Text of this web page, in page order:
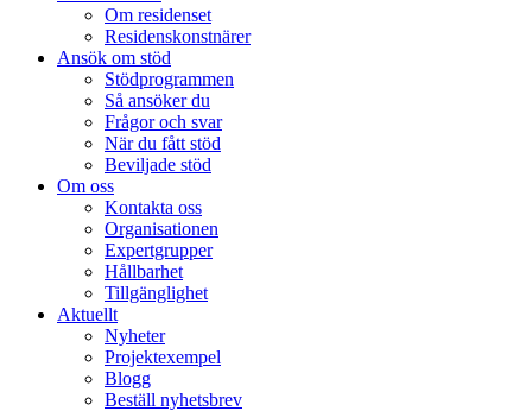
Om residenset
Residenskonstnärer
Ansök om stöd
Stödprogrammen
Så ansöker du
Frågor och svar
När du fått stöd
Beviljade stöd
Om oss
Kontakta oss
Organisationen
Expertgrupper
Hållbarhet
Tillgänglighet
Aktuellt
Nyheter
Projektexempel
Blogg
Beställ nyhetsbrev